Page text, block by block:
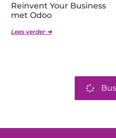
Reinvent Your Business
met Odoo
Lees verder ➜